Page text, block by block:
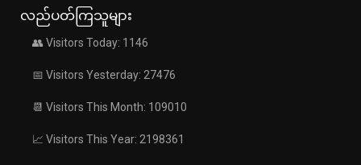
လည်ပတ်ကြသူများ
👥 Visitors Today: 1146
📅 Visitors Yesterday: 27476
📆 Visitors This Month: 109010
📈 Visitors This Year: 2198361